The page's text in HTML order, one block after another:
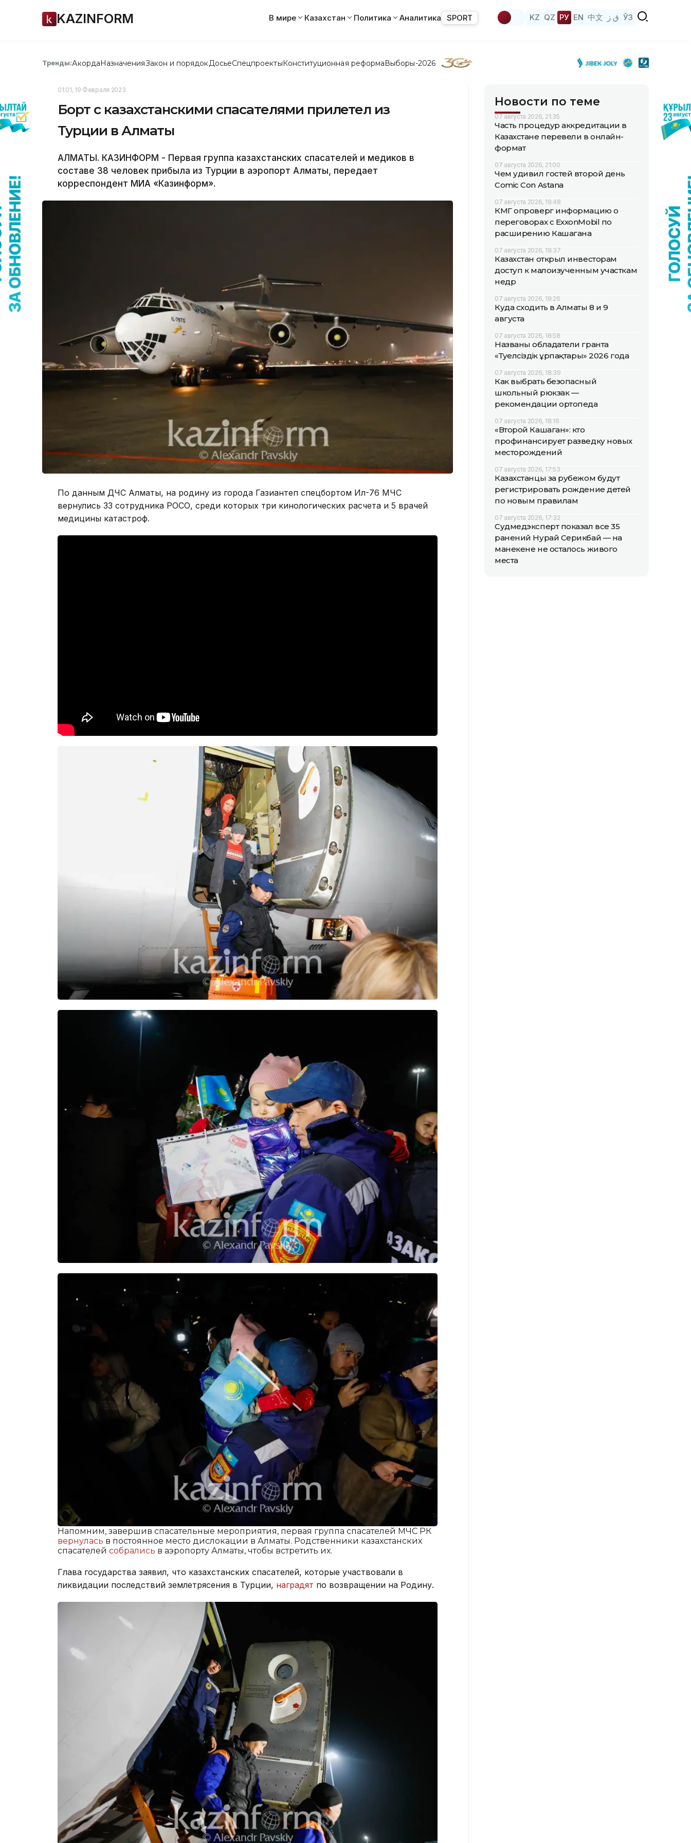
KAZINFORM В мире Казахстан Политика Аналитика SPORT KZ QZ РУ EN 中文 ق ز ЎЗ
Тренды:АкордаНазначенияЗакон и порядок ДосьеСпецпроектыКонституционная реформаВыборы-2026
01:01, 19 Февраля 2023
Борт с казахстанскими спасателями прилетел из
Турции в Алматы
АЛМАТЫ. КАЗИНФОРМ - Первая группа казахстанских спасателей и медиков в
составе 38 человек прибыла из Турции в аэропорт Алматы, передает
корреспондент МИА «Казинформ».
По данным ДЧС Алматы, на родину из города Газиантеп спецбортом Ил-76 МЧС
вернулись 33 сотрудника РОСО, среди которых три кинологических расчета и 5 врачей
медицины катастроф.
Напомним, завершив спасательные мероприятия, первая группа спасателей МЧС РК
вернулась в постоянное место дислокации в Алматы. Родственники казахстанских
спасателей собрались в аэропорту Алматы, чтобы встретить их.
Глава государства заявил, что казахстанских спасателей, которые участвовали в
ликвидации последствий землетрясения в Турции, наградят по возвращении на Родину.
Новости по теме
07 августа 2026, 21:35
Часть процедур аккредитации в
Казахстане перевели в онлайн-
формат
07 августа 2026, 21:00
Чем удивил гостей второй день
Comic Con Astana
07 августа 2026, 19:48
КМГ опроверг информацию о
переговорах с ExxonMobil по
расширению Кашагана
07 августа 2026, 19:37
Казахстан открыл инвесторам
доступ к малоизученным участкам
недр
07 августа 2026, 19:26
Куда сходить в Алматы 8 и 9
августа
07 августа 2026, 18:58
Названы обладатели гранта
«Тәуелсіздік ұрпақтары» 2026 года
07 августа 2026, 18:39
Как выбрать безопасный
школьный рюкзак —
рекомендации ортопеда
07 августа 2026, 18:16
«Второй Кашаган»: кто
профинансирует разведку новых
месторождений
07 августа 2026, 17:53
Казахстанцы за рубежом будут
регистрировать рождение детей
по новым правилам
07 августа 2026, 17:32
Судмедэксперт показал все 35
ранений Нурай Серикбай — на
манекене не осталось живого
места